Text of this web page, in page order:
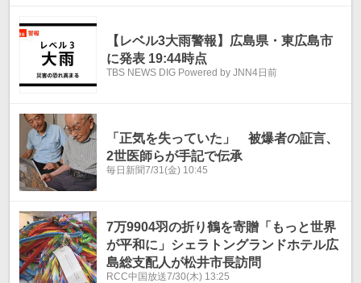
【レベル3大雨警報】広島県・東広島市
に発表 19:44時点
TBS NEWS DIG Powered by JNN4日前
「正気を失っていた」 被爆者の証言、
2世医師らが手記で伝承
毎日新聞7/31(金) 10:45
7万9904羽の折り鶴を寄贈「もっと世界
が平和に」シェラトングランドホテル広
島総支配人が松井市長訪問
RCC中国放送7/30(木) 13:25